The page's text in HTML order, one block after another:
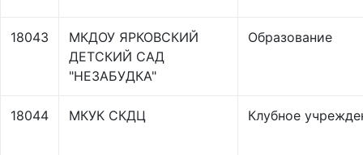
18043
МКДОУ ЯРКОВСКИЙ
ДЕТСКИЙ САД
"НЕЗАБУДКА"
Образование
18044 МКУК СКДЦ Клубное